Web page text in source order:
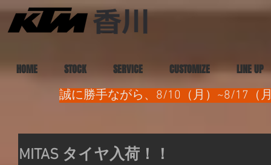
HOME STOCK SERVICE CUSTOMIZE LINE UP
誠に勝手ながら、8/10（月）~8/17（
MITAS タイヤ入荷！！